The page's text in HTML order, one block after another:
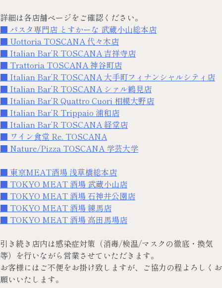
詳細は各店舗ページをご確認ください。
■ パスタ専門店 とすかーな 武蔵小山総本店
■ Uottoria TOSCANA 代々木店
■ Italian Bar’R TOSCANA 吉祥寺店
■ Trattoria TOSCANA 神谷町店
■ Italian Bar’R TOSCANA 大手町フィナンシャルシティ店
■ Italian Bar’R TOSCANA シァル鶴見店
■ Italian Bar’R Quattro Cuori 相模大野店
■ Italian Bar’R Trippaio 浦和店
■ Italian Bar’R TOSCANA 経堂店
■ ワイン食堂 Re. TOSCANA
■ Nature/Pizza TOSCANA 学芸大学
■ 東京MEAT酒場 浅草橋総本店
■ TOKYO MEAT 酒場 武蔵小山店
■ TOKYO MEAT 酒場 石神井公園店
■ TOKYO MEAT 酒場 練馬店
■ TOKYO MEAT 酒場 高田馬場店
引き続き店内は感染症対策（消毒/検温/マスクの徹底・換気
等）を行いながら営業させていただきます。
お客様にはご不便をお掛け致しますが、ご協力の程よろしくお
願いいたします。